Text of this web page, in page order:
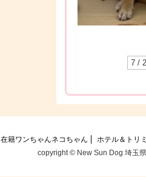
7 /
在籍ワンちゃんネコちゃん
ホテル＆トリ
copyright © New Sun Dog 埼玉